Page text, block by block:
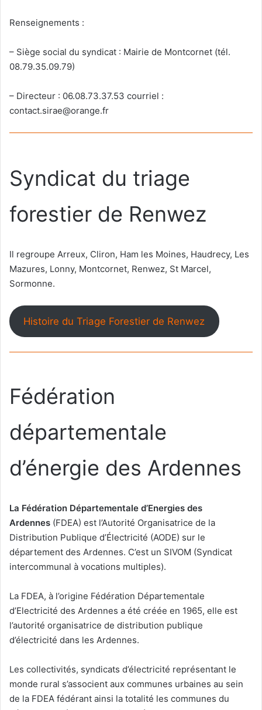
Renseignements :
– Siège social du syndicat : Mairie de Montcornet (tél.
08.79.35.09.79)
– Directeur : 06.08.73.37.53 courriel :
contact.sirae@orange.fr
Syndicat du triage
forestier de Renwez
Il regroupe Arreux, Cliron, Ham les Moines, Haudrecy, Les
Mazures, Lonny, Montcornet, Renwez, St Marcel,
Sormonne.
Histoire du Triage Forestier de Renwez
Fédération
départementale
d’énergie des Ardennes
La Fédération Départementale d’Energies des
Ardennes (FDEA) est l’Autorité Organisatrice de la
Distribution Publique d’Électricité (AODE) sur le
département des Ardennes. C’est un SIVOM (Syndicat
intercommunal à vocations multiples).
La FDEA, à l’origine Fédération Départementale
d’Electricité des Ardennes a été créée en 1965, elle est
l’autorité organisatrice de distribution publique
d’électricité dans les Ardennes.
Les collectivités, syndicats d’électricité représentant le
monde rural s’associent aux communes urbaines au sein
de la FDEA fédérant ainsi la totalité les communes du